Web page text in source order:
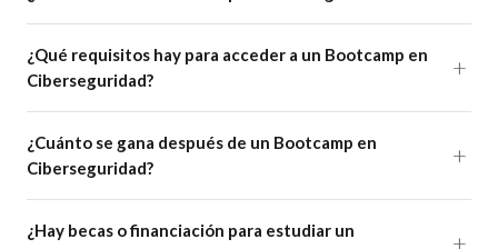
¿Qué requisitos hay para acceder a un Bootcamp en
Ciberseguridad?
¿Cuánto se gana después de un Bootcamp en
Ciberseguridad?
¿Hay becas o financiación para estudiar un